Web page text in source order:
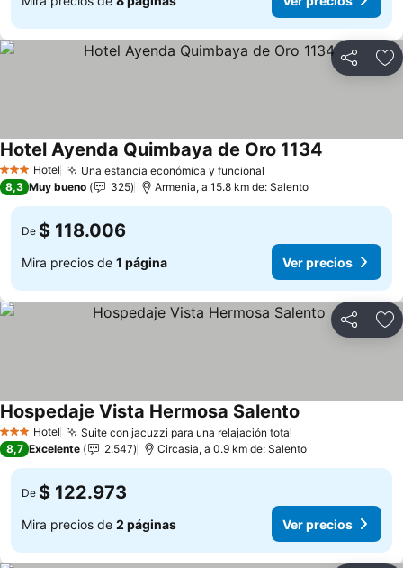
Compartir
3 Estrellas
Hotel Una estancia económica y funcional
Hotel Ayenda Quimbaya de Oro 1134
8,3 Muy bueno 325 Armenia, a 15.8 km de: Salento
De $ 118.006
Mira precios de 1 página Ver precios
Compartir
3 Estrellas
Hotel Suite con jacuzzi para una relajación total
Hospedaje Vista Hermosa Salento
8,7 Excelente 2.547 Circasia, a 0.9 km de: Salento
De $ 122.973
Mira precios de 2 páginas Ver precios